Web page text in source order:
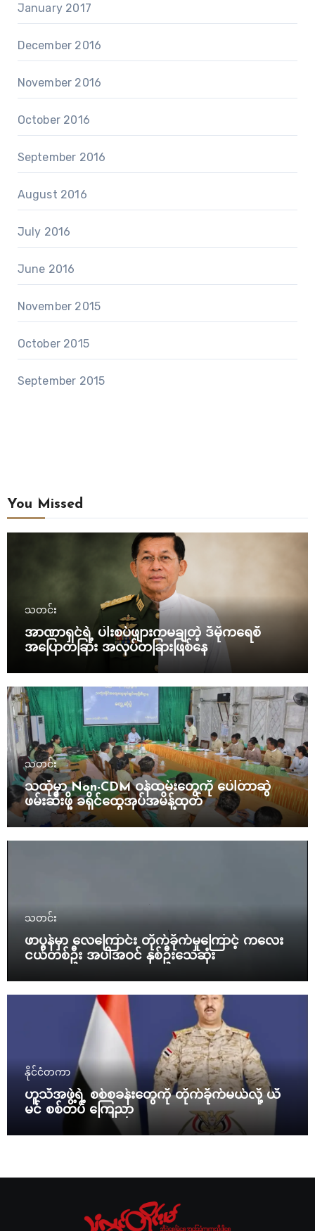
January 2017
December 2016
November 2016
October 2016
September 2016
August 2016
July 2016
June 2016
November 2015
October 2015
September 2015
You Missed
သတင်း
အာဏာရှင်ရဲ့ ပါးစပ်ဖျားကမချတဲ့ ဒီမိုကရေစီ
အပြောတခြား အလုပ်တခြားဖြစ်နေ
သတင်း
သထုံမှာ Non-CDM ဝန်ထမ်းတွေကို ပေါ်တာဆွဲ
ဖမ်းဆီးဖို့ ခရိုင်ထွေအုပ်အမိန့်ထုတ်
သတင်း
ဖာပွန်မှာ လေကြောင်း တိုက်ခိုက်မှုကြောင့် ကလေး
ငယ်တစ်ဦး အပါအဝင် နှစ်ဦးသေဆုံး
နိုင်ငံတကာ
ဟူသီအဖွဲ့ရဲ့ စစ်စခန်းတွေကို တိုက်ခိုက်မယ်လို့ ယီ
မင် စစ်တပ် ကြေညာ